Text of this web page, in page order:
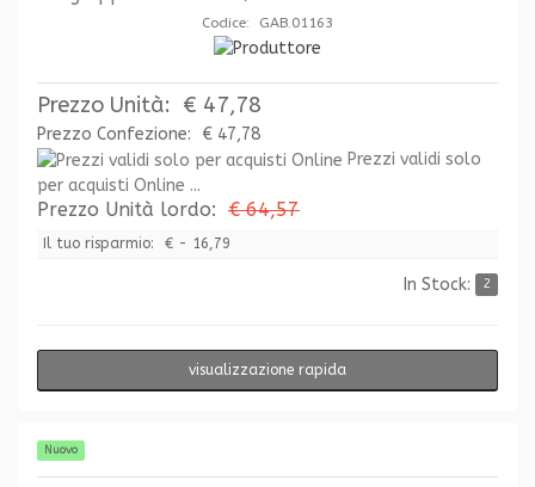
Codice: GAB.01163
Prezzo Unità: € 47,78
Prezzo Confezione:
€ 47,78
Prezzi validi solo
per acquisti Online ...
Prezzo Unità lordo: € 64,57
Il tuo risparmio: € - 16,79
In Stock: 2
visualizzazione rapida
Nuovo